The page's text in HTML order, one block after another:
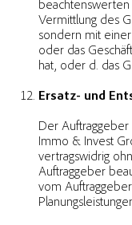
Vermittlung des
sondern mit
oder das
hat, oder d. das
Ersatz- und
Der
Immo & Invest
vertragswidrig
Auftraggeber
vom